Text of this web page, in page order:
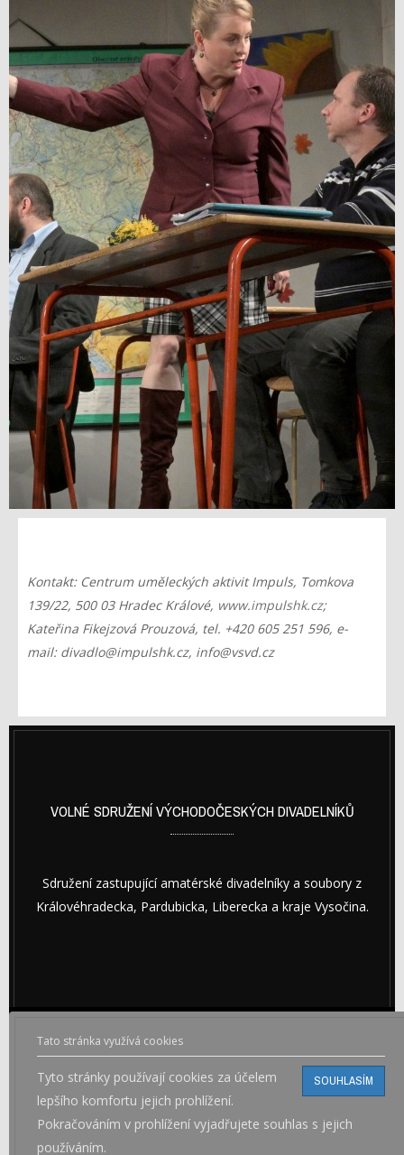
Kontakt: Centrum uměleckých aktivit Impuls, Tomkova
139/22, 500 03 Hradec Králové, www.impulshk.cz;
Kateřina Fikejzová Prouzová, tel. +420 605 251 596, e-
mail: divadlo@impulshk.cz, info@vsvd.cz
Tato stránka využívá cookies
SOUHLASÍM
Tyto stránky používají cookies za účelem
lepšího komfortu jejich prohlížení.
Pokračováním v prohlížení vyjadřujete souhlas s jejich
používáním.
VOLNÉ SDRUŽENÍ VÝCHODOČESKÝCH DIVADELNÍKŮ
Sdružení zastupující amatérské divadelníky a soubory z
Královéhradecka, Pardubicka, Liberecka a kraje Vysočina.
© Copyright © 2026 VOLNÉ SDRUŽENÍ VÝCHODOČESKÝCH
DIVADELNÍKŮ